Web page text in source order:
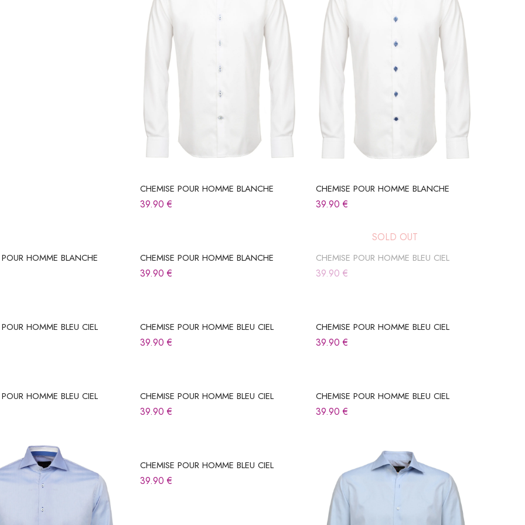
CHEMISE POUR HOMME BLANCHE
39.90€
CHEMISE POUR HOMME BLANCHE
39.90€
HOMME BLANCHE CHEMISE POUR HOMME BLANCHE
39.90€
SOLD OUT
CHEMISE POUR HOMME BLEU CIEL
39.90 €
HOMME BLEU CIEL CHEMISE POUR HOMME BLEU CIEL
39.90€
CHEMISE POUR HOMME BLEU CIEL
39.90€
HOMME BLEU CIEL CHEMISE POUR HOMME BLEU CIEL
39.90€
CHEMISE POUR HOMME BLEU CIEL
39.90€
CHEMISE POUR HOMME BLEU CIEL
39.90€